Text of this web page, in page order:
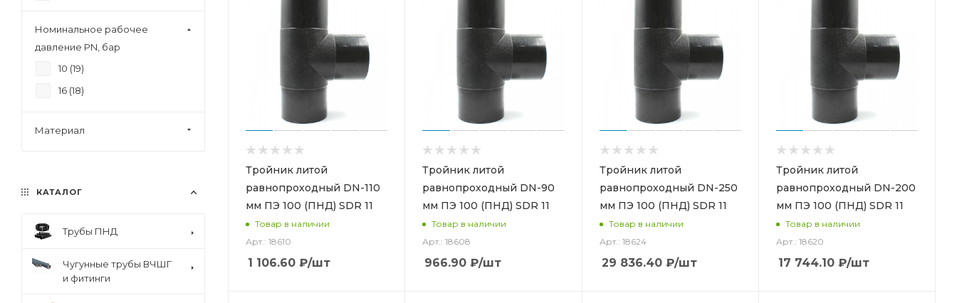
Тройник литой
равнопроходный DN-110
мм ПЭ 100 (ПНД) SDR 11
Товар в наличии
Арт.: 18610
1 106.60 ₽/шт
Тройник литой
равнопроходный DN-90
мм ПЭ 100 (ПНД) SDR 11
Товар в наличии
Арт.: 18608
966.90 ₽/шт
Тройник литой
равнопроходный DN-250
мм ПЭ 100 (ПНД) SDR 11
Товар в наличии
Арт.: 18624
29 836.40₽/шт
Тройник литой
равнопроходный DN-200
мм ПЭ 100 (ПНД) SDR 11
Товар в наличии
Арт.: 18620
17 744.10₽/шт
20.5 (
22.7 (1)
25.5 (1)
Номинальное рабочее
давление PN, бар
10 (19)
16 (18)
Материал
КАТАЛОГ
Трубы ПНД
Чугунные трубы ВЧШГ
и фитинги